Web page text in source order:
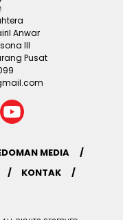
Anwar
III
Pusat
MEDIA
KONTAK